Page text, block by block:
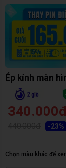
Ép kính màn
340.000đ
-23%
Chọn màu khác để